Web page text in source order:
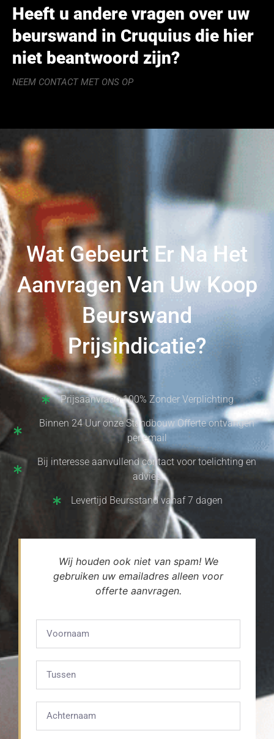
Heeft u andere vragen over uw
beurswand in Cruquius die hier
niet beantwoord zijn?
NEEM CONTACT MET ONS OP
Wat Gebeurt Er Na Het
Aanvragen Van Uw Koop
Beurswand
Prijsindicatie?
Prijsaanvraag 100% Zonder Verplichting
Binnen 24 Uur onze Standbouw Offerte ontvangen
per email
Bij interesse aanvullend contact voor toelichting en
advies
Levertijd Beursstand vanaf 7 dagen
Wij houden ook niet van spam! We
gebruiken uw emailadres alleen voor
offerte aanvragen.